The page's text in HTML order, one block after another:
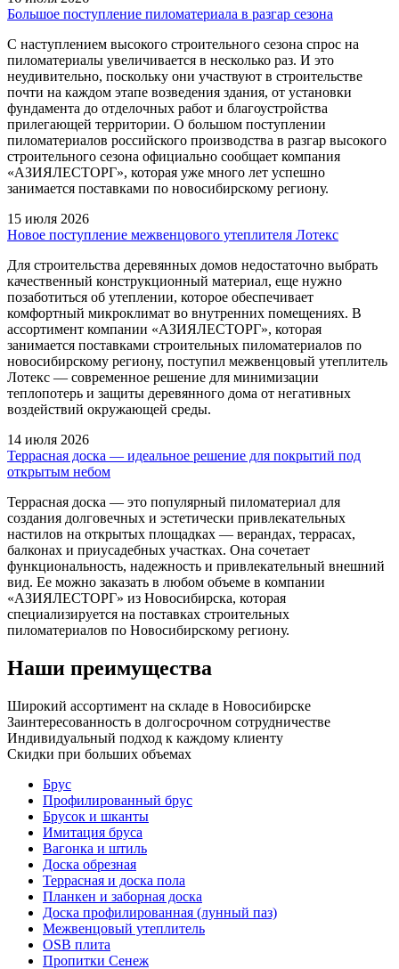
Большое поступление пиломатериала в разгар сезона
С наступлением высокого строительного сезона спрос на
пиломатериалы увеличивается в несколько раз. И это
неудивительно, поскольку они участвуют в строительстве
почти на каждом этапе возведения здания, от установки
фундамента до отделочных работ и благоустройства
прилегающей территории. О большом поступлении
пиломатериалов российского производства в разгар высокого
строительного сезона официально сообщает компания
«АЗИЯЛЕСТОРГ», которая уже много лет успешно
занимается поставками по новосибирскому региону.
15 июля 2026
Новое поступление межвенцового утеплителя Лотекс
Для строительства деревянных домов недостаточно выбрать
качественный конструкционный материал, еще нужно
позаботиться об утеплении, которое обеспечивает
комфортный микроклимат во внутренних помещениях. В
ассортимент компании «АЗИЯЛЕСТОРГ», которая
занимается поставками строительных пиломатериалов по
новосибирскому региону, поступил межвенцовый утеплитель
Лотекс — современное решение для минимизации
теплопотерь и защиты деревянного дома от негативных
воздействий окружающей среды.
14 июля 2026
Террасная доска — идеальное решение для покрытий под
открытым небом
Террасная доска — это популярный пиломатериал для
создания долговечных и эстетически привлекательных
настилов на открытых площадках — верандах, террасах,
балконах и приусадебных участках. Она сочетает
функциональность, надежность и привлекательный внешний
вид. Ее можно заказать в любом объеме в компании
«АЗИЯЛЕСТОРГ» из Новосибирска, которая
специализируется на поставках строительных
пиломатериалов по Новосибирскому региону.
Наши преимущества
Широкий ассортимент на складе в Новосибирске
Заинтересованность в долгосрочном сотрудничестве
Индивидуальный подход к каждому клиенту
Скидки при больших объемах
Брус
Профилированный брус
Брусок и шканты
Имитация бруса
Вагонка и штиль
Доска обрезная
Террасная и доска пола
Планкен и заборная доска
Доска профилированная (лунный паз)
Межвенцовый утеплитель
OSB плита
Пропитки Сенеж